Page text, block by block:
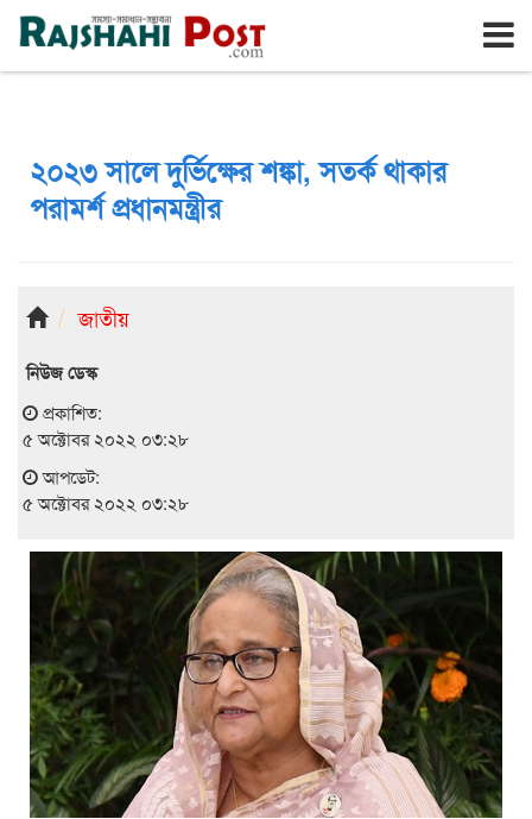
রাজশাহী রবিবার, ৯ই আগস্ট ২০২৬, ২৬শে শ্রাবণ ১৪৩৩
২০২৩ সালে দুর্ভিক্ষের শঙ্কা, সতর্ক থাকার
পরামর্শ প্রধানমন্ত্রীর
জাতীয়
নিউজ ডেস্ক
প্রকাশিত:
৫ অক্টোবর ২০২২ ০৩:২৮
আপডেট:
৫ অক্টোবর ২০২২ ০৩:২৮